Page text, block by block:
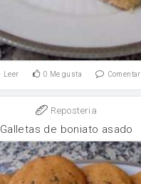
Leer 0 Me gusta Comentar
Reposteria
Galletas de boniato asado